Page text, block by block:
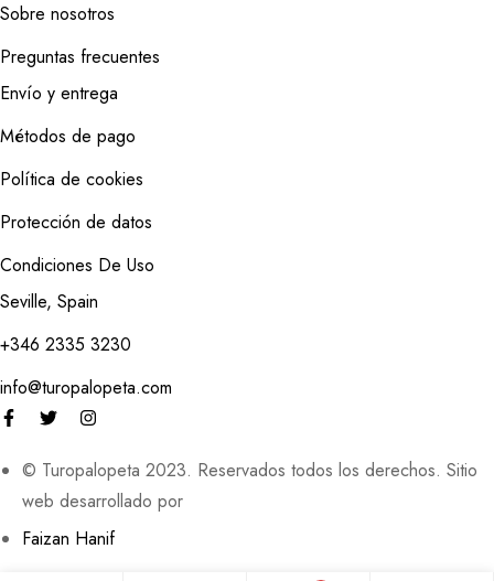
Sobre nosotros
Preguntas frecuentes
Envío y entrega
Métodos de pago
Política de cookies
Protección de datos
Condiciones De Uso
Seville, Spain
+346 2335 3230
info@turopalopeta.com
© Turopalopeta 2023. Reservados todos los derechos. Sitio
web desarrollado por
Faizan Hanif